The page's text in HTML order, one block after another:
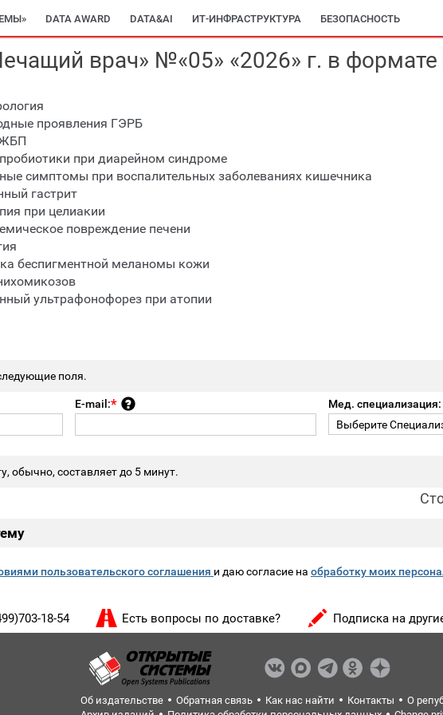
DATA AWARD DATA&AI ИТ-ИНФРАСТРУКТУРА БЕЗОПАСНОСТЬ
врач» №«05» «2026» г. в формате
проявления ГЭРБ
при диарейном синдроме
симптомы при воспалительных заболеваниях кишечника
гастрит
при целиакии
повреждение печени
беспигментной меланомы кожи
ультрафонофорез при атопии
поля.
E-mail: Мед. специализация:
обычно, составляет до 5 минут.
пользовательского соглашения и даю согласие на обработку моих
18-54 Есть вопросы по доставке? Подписка на
Об издательстве Обратная связь Как нас найти Контакты О